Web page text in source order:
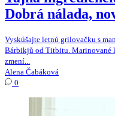
Dobrá nálada,
Vyskúšajte letnú grilovačku s
Bárbikjů od Titbitu. Marinované
zmení...
Alena Čabáková
0